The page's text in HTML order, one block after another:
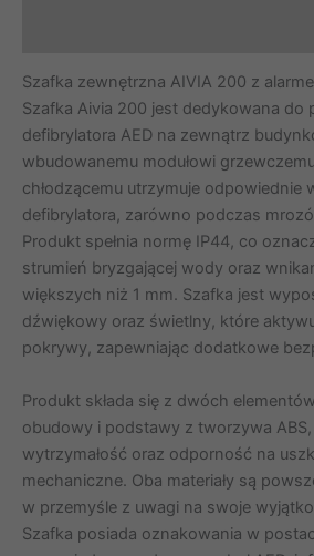
Szafka zewnętrzna AIVIA 200 z
Szafka Aivia 200 jest dedykowana do
defibrylatora AED na zewnątrz
wbudowanemu modułowi
chłodzącemu utrzymuje odpowiednie
defibrylatora, zarówno podczas
Produkt spełnia normę IP44, co
strumień bryzgającej wody oraz
większych niż 1 mm. Szafka jest
dźwiękowy oraz świetlny, które
pokrywy, zapewniając dodatkowe
Produkt składa się z dwóch
obudowy i podstawy z tworzywa
wytrzymałość oraz odporność na
mechaniczne. Oba materiały są
w przemyśle z uwagi na swoje
Szafka posiada oznakowania w